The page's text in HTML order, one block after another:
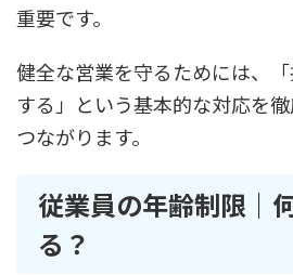
重要です。
健全な営業を守るためには、
する」という基本的な対応を
つながります。
従業員の年齢制限｜
る？